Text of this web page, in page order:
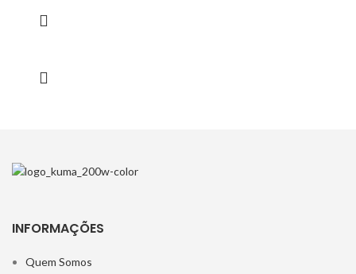
INFORMAÇÕES
Quem Somos